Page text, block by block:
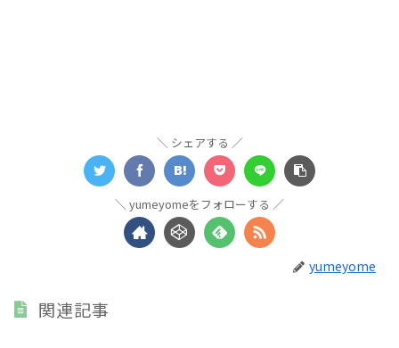
シェアする
yumeyomeをフォローする
yumeyome
関連記事